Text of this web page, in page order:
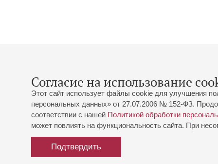
Согласие на использование
Этот сайт использует файлы cookie для улучшения
персональных данных» от 27.07.2006 № 152-ФЗ.
соответствии с нашей Политикой обработки
может повлиять на функциональность сайта. При
Подтвердить